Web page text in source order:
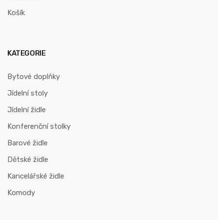
Košík
KATEGORIE
Bytové doplňky
Jídelní stoly
Jídelní židle
Konferenční stolky
Barové židle
Dětské židle
Kancelářské židle
Komody